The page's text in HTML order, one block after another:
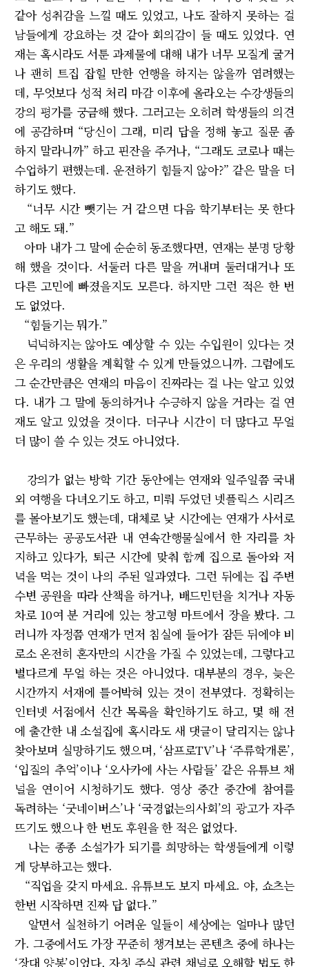
같아 성취감을 느낄 때도 있었고, 나도 잘하지 못하는 걸
남들에게 강요하는 것 같아 회의감이 들 때도 있었다. 연
재는 혹시라도 서툰 과제물에 대해 내가 너무 모질게 굴거
나 괜히 트집 잡힐 만한 언행을 하지는 않을까 염려했는
데, 무엇보다 성적 처리 마감 이후에 올라오는 수강생들의
강의 평가를 궁금해 했다. 그러고는 오히려 학생들의 의견
에 공감하며 “당신이 그래, 미리 답을 정해 놓고 질문 좀
하지 말라니까” 하고 핀잔을 주거나, “그래도 코로나 때는
수업하기 편했는데. 운전하기 힘들지 않아?” 같은 말을 더
하기도 했다.
“너무 시간 뺏기는 거 같으면 다음 학기부터는 못 한다
고 해도 돼.”
아마 내가 그 말에 순순히 동조했다면, 연재는 분명 당황
해 했을 것이다. 서둘러 다른 말을 꺼내며 둘러대거나 또
다른 고민에 빠졌을지도 모른다. 하지만 그런 적은 한 번
도 없었다.
“힘들기는 뭐가.”
넉넉하지는 않아도 예상할 수 있는 수입원이 있다는 것
은 우리의 생활을 계획할 수 있게 만들었으니까. 그럼에도
그 순간만큼은 연재의 마음이 진짜라는 걸 나는 알고 있었
다. 내가 그 말에 동의하거나 수긍하지 않을 거라는 걸 연
재도 알고 있었을 것이다. 더구나 시간이 더 많다고 무얼
더 많이 쓸 수 있는 것도 아니었다.
강의가 없는 방학 기간 동안에는 연재와 일주일쯤 국내
외 여행을 다녀오기도 하고, 미뤄 두었던 넷플릭스 시리즈
를 몰아보기도 했는데, 대체로 낮 시간에는 연재가 사서로
근무하는 공공도서관 내 연속간행물실에서 한 자리를 차
지하고 있다가, 퇴근 시간에 맞춰 함께 집으로 돌아와 저
녁을 먹는 것이 나의 주된 일과였다. 그런 뒤에는 집 주변
수변 공원을 따라 산책을 하거나, 배드민턴을 치거나 자동
차로 10여 분 거리에 있는 창고형 마트에서 장을 봤다. 그
러니까 자정쯤 연재가 먼저 침실에 들어가 잠든 뒤에야 비
로소 온전히 혼자만의 시간을 가질 수 있었는데, 그렇다고
별다르게 무얼 하는 것은 아니었다. 대부분의 경우, 늦은
시간까지 서재에 틀어박혀 있는 것이 전부였다. 정확히는
인터넷 서점에서 신간 목록을 확인하기도 하고, 몇 해 전
에 출간한 내 소설집에 혹시라도 새 댓글이 달리지는 않나
찾아보며 실망하기도 했으며, ‘삼프로TV’나 ‘주류학개론’,
‘입질의 추억’이나 ‘오사카에 사는 사람들’ 같은 유튜브 채
널을 연이어 시청하기도 했다. 영상 중간 중간에 참여를
독려하는 ‘굿네이버스’나 ‘국경없는의사회’의 광고가 자주
뜨기도 했으나 한 번도 후원을 한 적은 없었다.
나는 종종 소설가가 되기를 희망하는 학생들에게 이렇
게 당부하고는 했다.
“직업을 갖지 마세요. 유튜브도 보지 마세요. 야, 쇼츠는
한번 시작하면 진짜 답 없다.”
알면서 실천하기 어려운 일들이 세상에는 얼마나 많던
가. 그중에서도 가장 꾸준히 챙겨보는 콘텐츠 중에 하나는
‘장대 양봉’이었다. 자칫 주식 관련 채널로 오해할 법도 한